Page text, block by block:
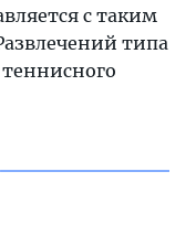
с таким
типа
теннисного